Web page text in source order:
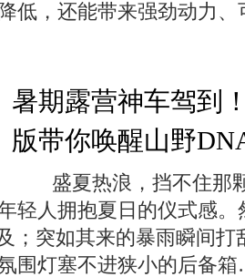
低，还能带来强劲动力
暑期露营神车驾到
版带你唤醒山野
盛夏热浪，挡不住那
轻人拥抱夏日的仪式感
；突如其来的暴雨瞬间
围灯塞不进狭小的后备